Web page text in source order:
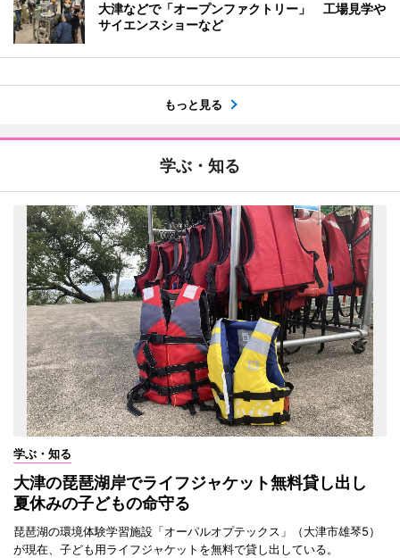
大津などで「オープンファクトリー」 工場見学や
サイエンスショーなど
もっと見る
学ぶ・知る
学ぶ・知る
大津の琵琶湖岸でライフジャケット無料貸し出し
夏休みの子どもの命守る
琵琶湖の環境体験学習施設「オーパルオプテックス」（大津市雄琴5）
が現在、子ども用ライフジャケットを無料で貸し出している。